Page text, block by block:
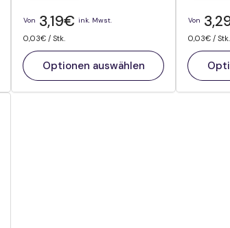
Normaler
Preis
Von 3,19€ink. Mwst.
Preis
pro
Einheit
0,03€ / pro
Stk.
Optionen auswählen
Normaler
Preis
Von
Preis
pro
Einheit
0,03€ / pro
Stk.